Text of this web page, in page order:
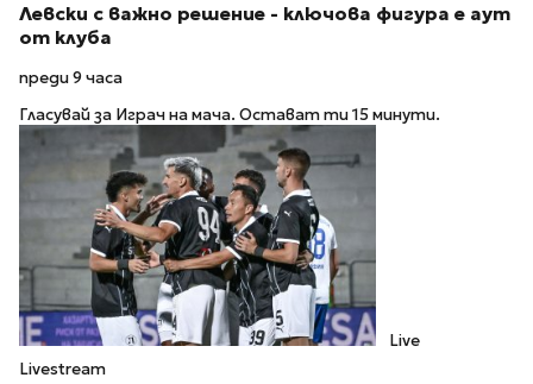
Левски с важно решение - ключова фигура е аут
от клуба
преди 9 часа
Гласувай за Играч на мача. Остават ти 15 минути.
Live
Livestream